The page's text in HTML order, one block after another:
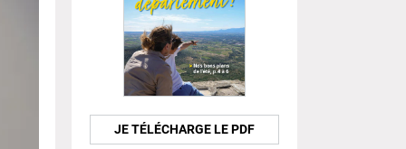
JE TÉLÉCHARGE LE PDF